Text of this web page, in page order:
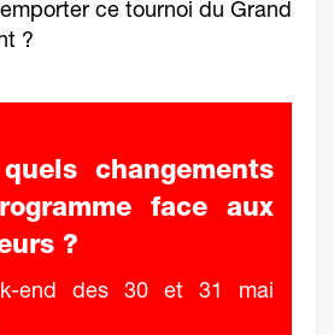
ce tournoi du Grand
?
changements
face aux
?
end des 30 et 31 mai